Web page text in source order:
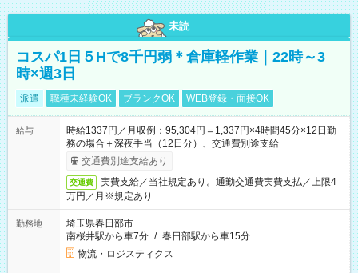
未読
コスパ1日５Hで8千円弱＊倉庫軽作業｜22時～3
時×週3日
派遣 職種未経験OK ブランクOK WEB登録・面接OK
給与
時給1337円／月収例：95,304円＝1,337円×4時間45分×12日勤
務の場合＋深夜手当（12日分）、交通費別途支給
交通費別途支給あり
交通費
実費支給／当社規定あり。通勤交通費実費支払／上限4
万円／月※規定あり
勤務地
埼玉県春日部市
南桜井駅から車7分 / 春日部駅から車15分
物流・ロジスティクス